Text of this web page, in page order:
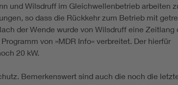
und Wilsdruff im Gleichwellenbetrieb arbeiten
so dass die Rückkehr zum Betrieb mit
der Wende wurde von Wilsdruff eine Zeitlang
von »MDR Info« verbreitet. Der hierfür
20 kW.
Bemerkenswert sind auch die noch die